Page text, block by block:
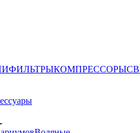
ФИЛЬТРЫКОМПРЕССОРЫ